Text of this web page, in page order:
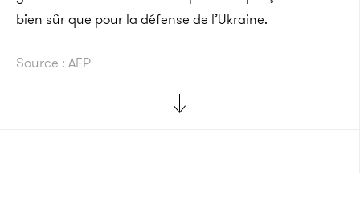
bien sûr que pour la défense de l’Ukraine.
Source : AFP